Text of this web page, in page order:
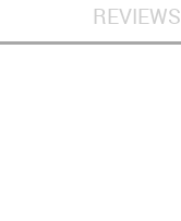
REVIEWS